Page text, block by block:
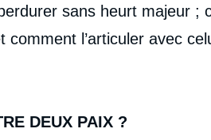
sans heurt majeur ;
comment l’articuler avec
DEUX PAIX ?